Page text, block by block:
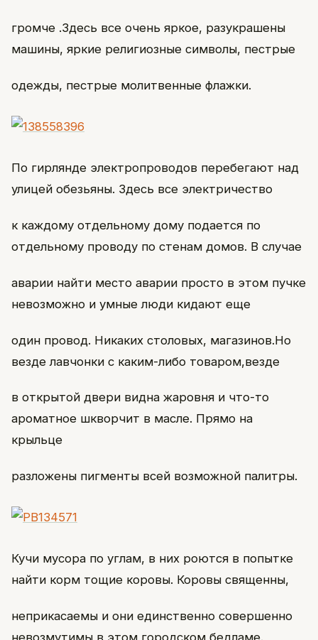
громче .Здесь все очень яркое, разукрашены
машины, яркие религиозные символы, пестрые
одежды, пестрые молитвенные флажки.
По гирлянде электропроводов перебегают над
улицей обезьяны. Здесь все электричество
к каждому отдельному дому подается по
отдельному проводу по стенам домов. В случае
аварии найти место аварии просто в этом пучке
невозможно и умные люди кидают еще
один провод. Никаких столовых, магазинов.Но
везде лавчонки с каким-либо товаром,везде
в открытой двери видна жаровня и что-то
ароматное шкворчит в масле. Прямо на
крыльце
разложены пигменты всей возможной палитры.
Кучи мусора по углам, в них роются в попытке
найти корм тощие коровы. Коровы священны,
неприкасаемы и они единственно совершенно
невозмутимы в этом городском бедламе.